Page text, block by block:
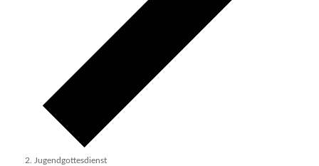
Jugendgottesdienst